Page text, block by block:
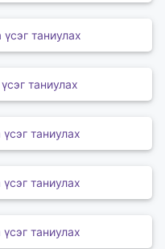
таниулах
таниулах
таниулах
таниулах
таниулах